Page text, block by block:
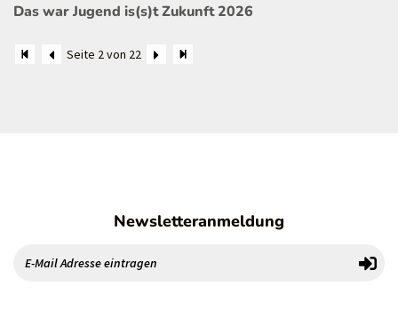
Das war Jugend is(s)t Zukunft 2026
Seite 2 von 22
Newsletteranmeldung